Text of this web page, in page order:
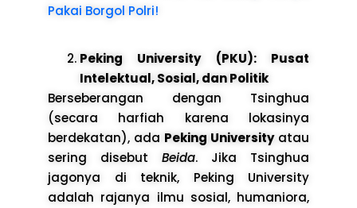
Pakai Borgol Polri!
Peking University (PKU): Pusat
Intelektual, Sosial, dan Politik
Berseberangan dengan Tsinghua
(secara harfiah karena lokasinya
berdekatan), ada Peking Universityatau
sering disebut Beida. Jika Tsinghua
jagonya di teknik, Peking University
adalah rajanya ilmu sosial, humaniora,